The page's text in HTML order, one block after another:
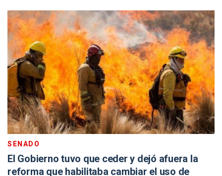
SENADO
El Gobierno tuvo que ceder y dejó afuera la
reforma que habilitaba cambiar el uso de